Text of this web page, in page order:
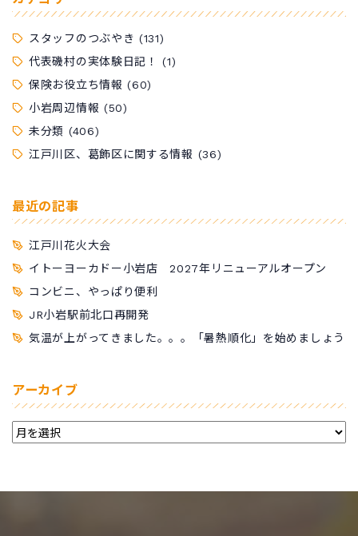
スタッフのつぶやき (131)
代表磯村の実体験日記！
(1)
保険お役立ち情報 (60)
小岩周辺情報 (50)
未分類 (406)
江戸川区、葛飾区に関する情報 (36)
最近の記事
江戸川花火大会
イトーヨーカドー小岩店 2027年リニューアルオープン
コンビニ、やっぱり便利
JR小岩駅前北口再開発
気温が上がってきました。。。「暑熱順化」を始めましょう
アーカイブ